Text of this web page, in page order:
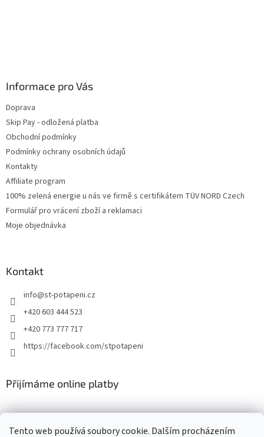
Tento web používá soubory cookie. Dalším procházením
Informace pro Vás
Doprava
Skip Pay - odložená platba
Obchodní podmínky
Podmínky ochrany osobních údajů
Kontakty
Affiliate program
100% zelená energie u nás ve firmě s certifikátem TÜV NORD Czech
Formulář pro vrácení zboží a reklamaci
Moje objednávka
Kontakt
info@st-potapeni.cz
+420 603 444 523
+420 773 777 717
https://facebook.com/stpotapeni
Přijímáme online platby